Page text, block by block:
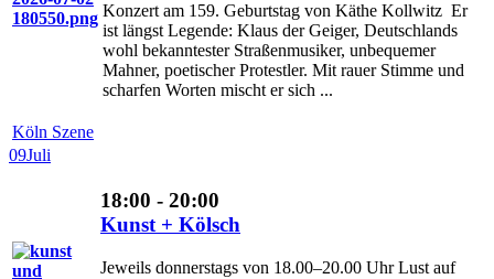
Konzert am 159. Geburtstag von Käthe Kollwitz Er
ist längst Legende: Klaus der Geiger, Deutschlands
wohl bekanntester Straßenmusiker, unbequemer
Mahner, poetischer Protestler. Mit rauer Stimme und
scharfen Worten mischt er sich ...
Köln Szene
09Juli
18:00 - 20:00
Kunst + Kölsch
Jeweils donnerstags von 18.00–20.00 Uhr Lust auf